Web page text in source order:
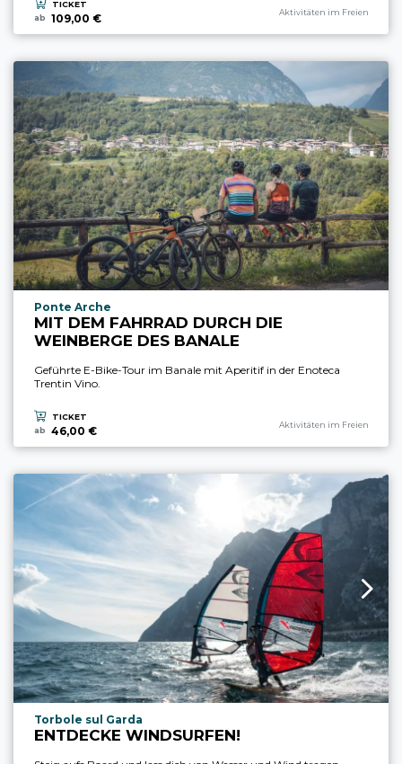
TICKET
ab
109,00 € Aktivitäten im Freien
aria.experience_location_prefix
Ponte Arche
MIT DEM FAHRRAD DURCH DIE
WEINBERGE DES BANALE
Geführte E-Bike-Tour im Banale mit Aperitif in der Enoteca
Trentin Vino.
TICKET
ab
46,00 € Aktivitäten im Freien
aria.experience_location_prefix
Torbole sul Garda
ENTDECKE WINDSURFEN!